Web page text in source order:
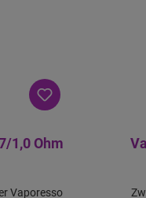
1,0 Ohm
Vaporesso